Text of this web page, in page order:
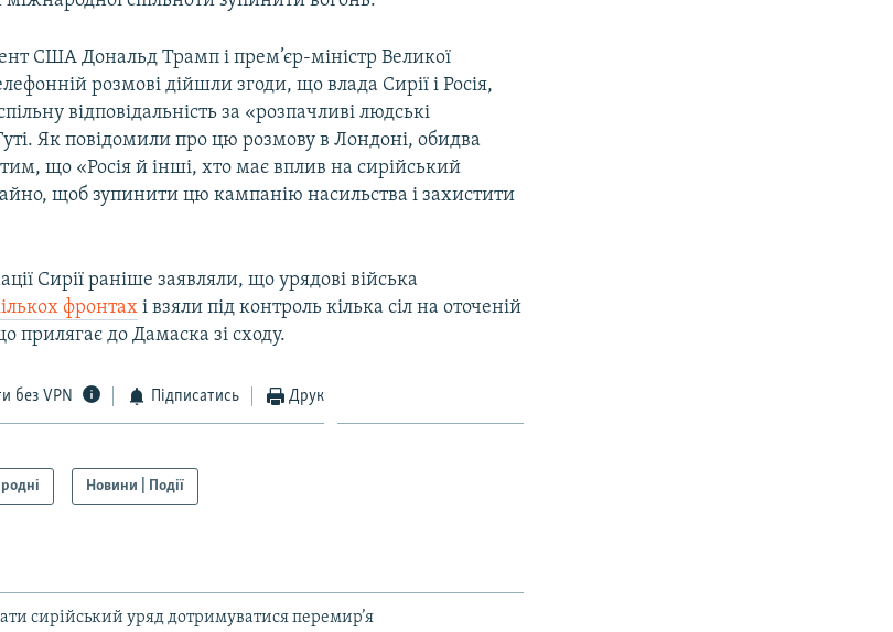
США Дональд Трамп і прем’єр-міністр Великої
розмові дійшли згоди, що влада Сирії і Росія,
відповідальність за «розпачливі людські
Як повідомили про цю розмову в Лондоні, обидва
що «Росія й інші, хто має вплив на сирійський
щоб зупинити цю кампанію насильства і захистити
Сирії раніше заявляли, що урядові війська
фронтах і взяли під контроль кілька сіл на оточеній
прилягає до Дамаска зі сходу.
без VPN Підписатись Друк
Новини | Події
сирійський уряд дотримуватися перемир’я